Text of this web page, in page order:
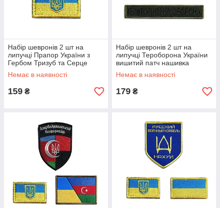
Набір шевронів 2 шт на
липучці Прапор України з
Гербом Тризуб та Серце
вишитий патч нашивка
Немає в наявності
159 ₴
Набір шевронів 2 шт на
липучці Тероборона України
вишитий патч нашивка
Немає в наявності
179 ₴